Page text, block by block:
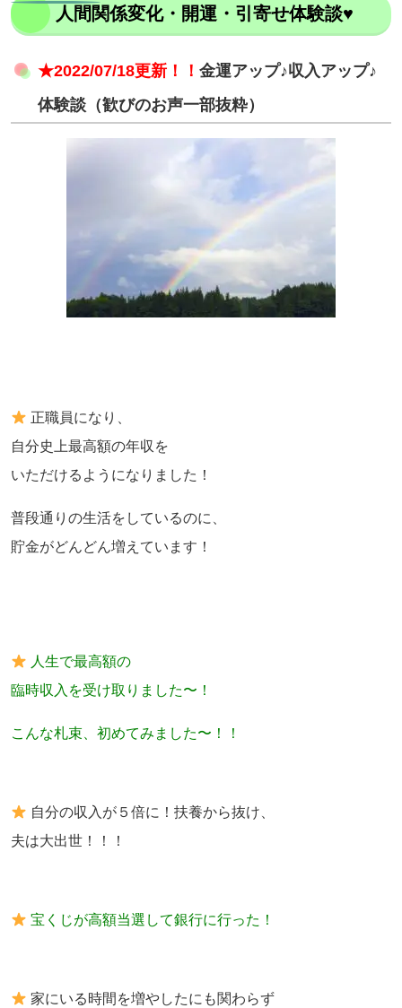
人間関係変化・開運・引寄せ体験談♥
★2022/07/18更新！！ 金運アップ♪収入アップ♪
体験談（歓びのお声一部抜粋）
正職員になり、
自分史上最高額の年収を
いただけるようになりました！
普段通りの生活をしているのに、
貯金がどんどん増えています！
人生で最高額の
臨時収入を受け取りました〜！
こんな札束、初めてみました〜！！
自分の収入が５倍に！扶養から抜け、
夫は大出世！！！
宝くじが高額当選して銀行に行った！
家にいる時間を増やしたにも関わらず